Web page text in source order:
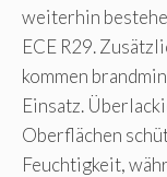
weiterhin
ECE R29.
kommen
Einsatz.
Oberflächen
Feuchtigkeit,